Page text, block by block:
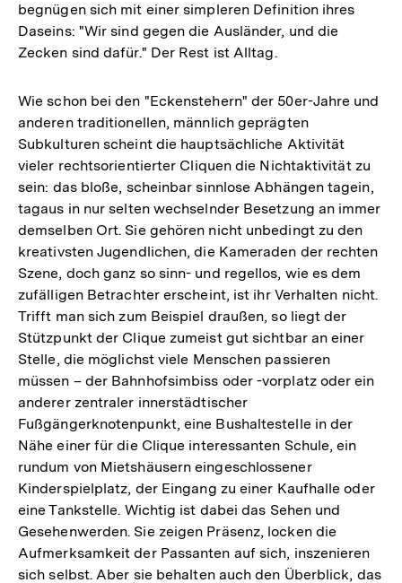
begnügen sich mit einer simpleren Definition ihres
Daseins: "Wir sind gegen die Ausländer, und die
Zecken sind dafür." Der Rest ist Alltag.
Wie schon bei den "Eckenstehern" der 50er-Jahre und
anderen traditionellen, männlich geprägten
Subkulturen scheint die hauptsächliche Aktivität
vieler rechtsorientierter Cliquen die Nichtaktivität zu
sein: das bloße, scheinbar sinnlose Abhängen tagein,
tagaus in nur selten wechselnder Besetzung an immer
demselben Ort. Sie gehören nicht unbedingt zu den
kreativsten Jugendlichen, die Kameraden der rechten
Szene, doch ganz so sinn- und regellos, wie es dem
zufälligen Betrachter erscheint, ist ihr Verhalten nicht.
Trifft man sich zum Beispiel draußen, so liegt der
Stützpunkt der Clique zumeist gut sichtbar an einer
Stelle, die möglichst viele Menschen passieren
müssen – der Bahnhofsimbiss oder -vorplatz oder ein
anderer zentraler innerstädtischer
Fußgängerknotenpunkt, eine Bushaltestelle in der
Nähe einer für die Clique interessanten Schule, ein
rundum von Mietshäusern eingeschlossener
Kinderspielplatz, der Eingang zu einer Kaufhalle oder
eine Tankstelle. Wichtig ist dabei das Sehen und
Gesehenwerden. Sie zeigen Präsenz, locken die
Aufmerksamkeit der Passanten auf sich, inszenieren
sich selbst. Aber sie behalten auch den Überblick, das